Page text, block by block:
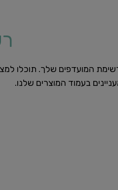
המועדפים שלך. תוכלו
בעמוד המוצרים שלנו.